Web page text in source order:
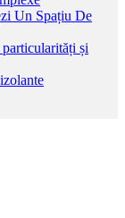
Un Spațiu De
și